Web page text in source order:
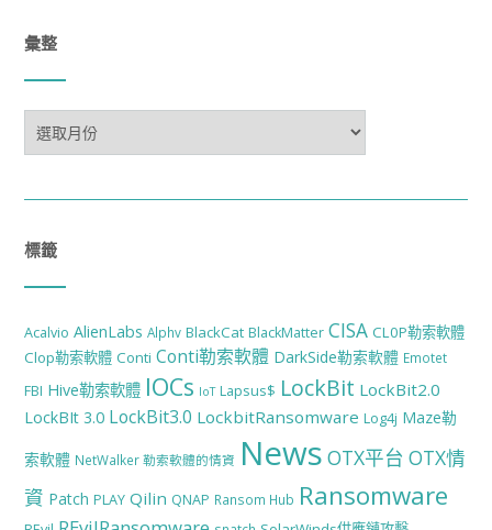
彙整
彙
整
標籤
Acalvio AlienLabs Alphv BlackCat BlackMatter CISA CL0P勒索軟體
Clop勒索軟體 Conti Conti勒索軟體 DarkSide勒索軟體 Emotet
FBI Hive勒索軟體 IOCs IoT Lapsus$ LockBit LockBit2.0
LockBIt 3.0 LockBit3.0 LockbitRansomware Log4j Maze勒
索軟體 NetWalker 勒索軟體的情資 News OTX平台 OTX情
資 Patch PLAY Qilin QNAP Ransom Hub Ransomware